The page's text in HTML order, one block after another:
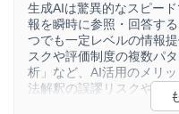
生成AIは驚異的なスピー
報を瞬時に参照・回答す
つでも一定レベルの情報
スクや評価制度の複数パ
析」など、AI活用のメリ
法解釈の誤謬リスクや責
解しておく必要がありま